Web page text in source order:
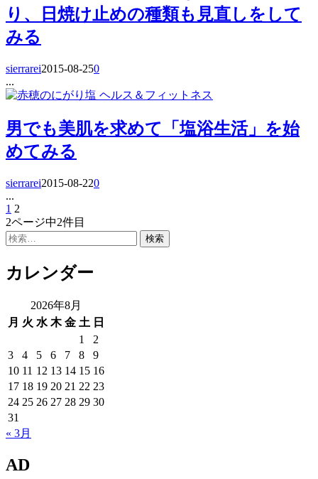
り、日焼け止めの種類も見直しをして
みる
sierrarei2015-08-250
...
ヘルス＆フィットネス
男でも美肌を求めて「塩浴生活」を始
めてみる
sierrarei2015-08-220
...
投
稿
の
ー
送
り
ペ
ー
ジ
1 ペ
ー
ジ
2
2ページ中2件目
検
カレンダー
2026年8月
月 火 水 木 金 土 日
1
2
3
4 5 6 7 8
9
10 11 12 13 14 15 16
17 18 19 20 21 22 23
24 25 26 27 28 29 30
31
« 3月
AD